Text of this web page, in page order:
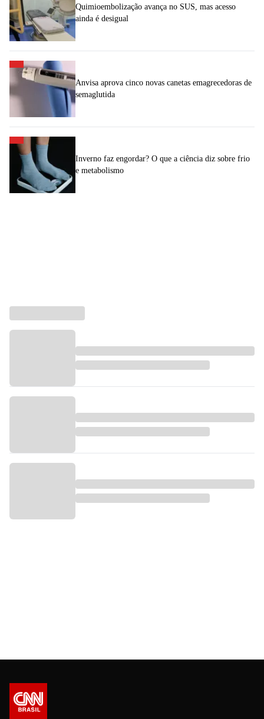
Quimioembolização avança no SUS, mas acesso
ainda é desigual
Anvisa aprova cinco novas canetas emagrecedoras de
semaglutida
Inverno faz engordar? O que a ciência diz sobre frio
e metabolismo